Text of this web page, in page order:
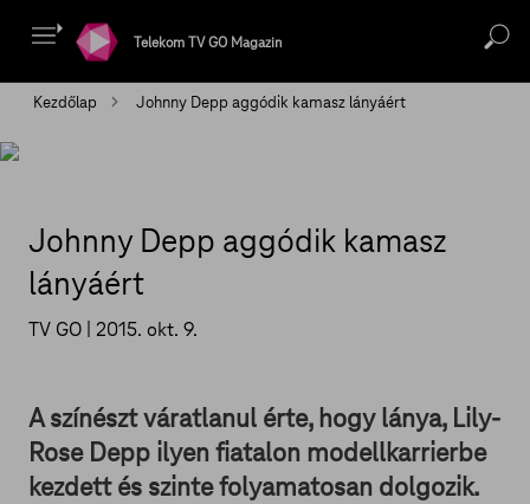
Telekom TV GO Magazin
Kezdőlap Johnny Depp aggódik kamasz lányáért
Johnny Depp aggódik kamasz
lányáért
TV GO | 2015. okt. 9.
A színészt váratlanul érte, hogy lánya, Lily-
Rose Depp ilyen fiatalon modellkarrierbe
kezdett és szinte folyamatosan dolgozik.